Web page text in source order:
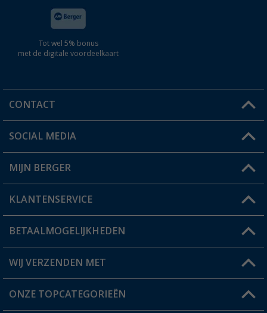
Tot wel 5% bonus
met de digitale voordeelkaart
CONTACT
Een vraag?
Winkel vinden
SOCIAL MEDIA
MIJN BERGER
Mijn account
Status bestelling
Verlanglijstje
KLANTENSERVICE
FAQ & Contact
Verzendinformatie
Catalogus
BETAALMOGELIJKHEDEN
WIJ VERZENDEN MET
ONZE TOPCATEGORIEËN